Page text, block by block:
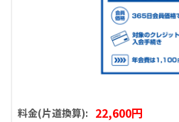
料金(片道換算): 22,600円